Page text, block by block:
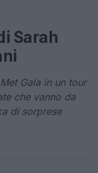
Sarah
Gala in un tour
che vanno da
di sorprese